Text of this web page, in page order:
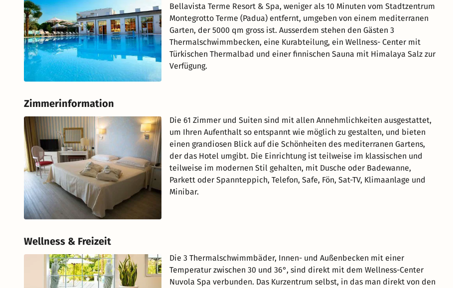
Bellavista Terme Resort & Spa, weniger als 10 Minuten vom Stadtzentrum
Montegrotto Terme (Padua) entfernt, umgeben von einem mediterranen
Garten, der 5000 qm gross ist. Ausserdem stehen den Gästen 3
Thermalschwimmbecken, eine Kurabteilung, ein Wellness- Center mit
Türkischen Thermalbad und einer finnischen Sauna mit Himalaya Salz zur
Verfügung.
Zimmerinformation
Die 61 Zimmer und Suiten sind mit allen Annehmlichkeiten ausgestattet,
um Ihren Aufenthalt so entspannt wie möglich zu gestalten, und bieten
einen grandiosen Blick auf die Schönheiten des mediterranen Gartens,
der das Hotel umgibt. Die Einrichtung ist teilweise im klassischen und
teilweise im modernen Stil gehalten, mit Dusche oder Badewanne,
Parkett oder Spannteppich, Telefon, Safe, Fön, Sat-TV, Klimaanlage und
Minibar.
Wellness & Freizeit
Die 3 Thermalschwimmbäder, Innen- und Außenbecken mit einer
Temperatur zwischen 30 und 36°, sind direkt mit dem Wellness-Center
Nuvola Spa verbunden. Das Kurzentrum selbst, in das man direkt von den